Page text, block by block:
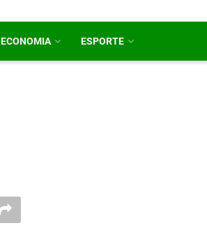
ECONOMIA ESPORTE